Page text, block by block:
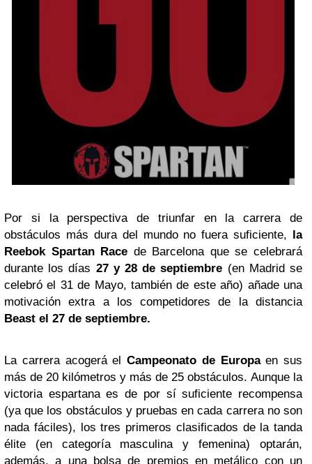
Por si la perspectiva de triunfar en la carrera de
obstáculos más dura del mundo no fuera suficiente, la
Reebok Spartan Race de Barcelona que se celebrará
durante los días 27 y 28 de septiembre (en Madrid se
celebró el 31 de Mayo, también de este año) añade una
motivación extra a los competidores de la distancia
Beast el 27 de septiembre.
La carrera acogerá el Campeonato de Europaen sus
más de 20 kilómetros y más de 25 obstáculos. Aunque la
victoria espartana es de por sí suficiente recompensa
(ya que los obstáculos y pruebas en cada carrera no son
nada fáciles), los tres primeros clasificados de la tanda
élite (en categoría masculina y femenina) optarán,
además, a una bolsa de premios en metálico con un